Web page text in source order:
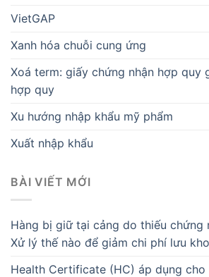
VietGAP
Xanh hóa chuỗi cung ứng
Xoá term: giấy chứng nhận hợp quy
hợp quy
Xu hướng nhập khẩu mỹ phẩm
Xuất nhập khẩu
BÀI VIẾT MỚI
Hàng bị giữ tại cảng do thiếu chứng
Xử lý thế nào để giảm chi phí lưu
Health Certificate (HC) áp dụng cho